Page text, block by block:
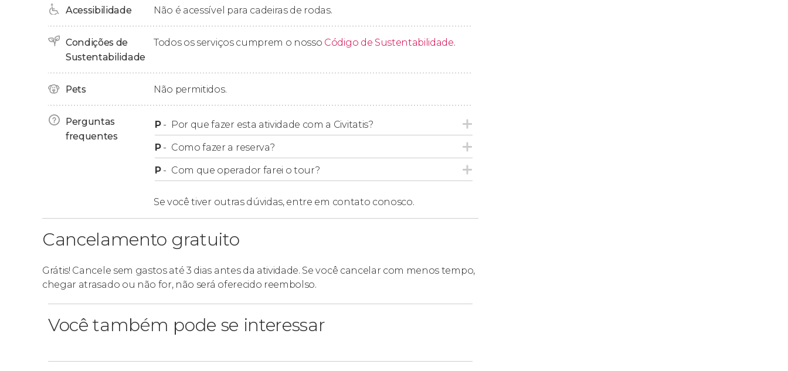
Não é preciso nenhum tipo de carteira de habilitaçãopara poder usar os segways.
Acessibilidade Não é acessível para cadeiras de rodas.
Condições de
Sustentabilidade
Todos os serviços cumprem o nosso Código de Sustentabilidade.
Pets Não permitidos.
Perguntas
frequentes
P- Por que fazer esta atividade com a Civitatis?
P- Como fazer a reserva?
P- Com que operador farei o tour?
Se você tiver outras dúvidas, entre em contato conosco.
Cancelamento gratuito
Grátis! Cancele sem gastos até 3 dias antes da atividade. Se você cancelar com menos tempo,
chegar atrasado ou não for, não será oferecido reembolso.
Você também pode se interessar